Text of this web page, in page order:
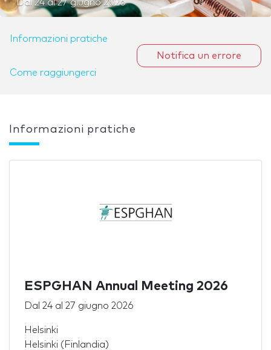
Dal24al27 giugno 2026
Informazioni pratiche
Come raggiungerci
Notifica un errore
Informazioni pratiche
ESPGHAN Annual Meeting 2026
Dal 24 al 27 giugno 2026
Helsinki
Helsinki (Finlandia)